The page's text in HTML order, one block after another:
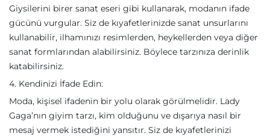
Giysilerini birer sanat eseri gibi kullanarak, modanın ifade
gücünü vurgular. Siz de kıyafetlerinizde sanat unsurlarını
kullanabilir, ilhamınızı resimlerden, heykellerden veya diğer
sanat formlarından alabilirsiniz. Böylece tarzınıza derinlik
katabilirsiniz.
4. Kendinizi İfade Edin:
Moda, kişisel ifadenin bir yolu olarak görülmelidir. Lady
Gaga’nın giyim tarzı, kim olduğunu ve dışarıya nasıl bir
mesaj vermek istediğini yansıtır. Siz de kıyafetlerinizi